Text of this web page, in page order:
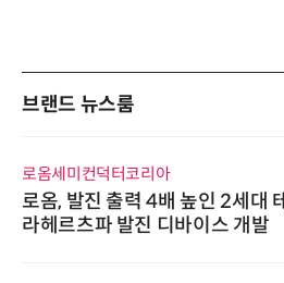
브랜드 뉴스룸
로옴세미컨덕터코리아
로옴, 발진 출력 4배 높인 2세대 테
라헤르츠파 발진 디바이스 개발